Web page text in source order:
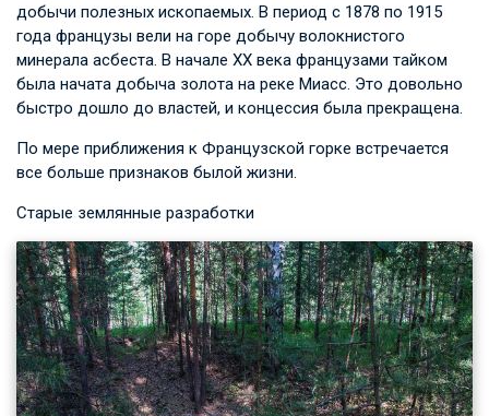
добычи полезных ископаемых. В период с 1878 по 1915
года французы вели на горе добычу волокнистого
минерала асбеста. В начале XX века французами тайком
была начата добыча золота на реке Миасс. Это довольно
быстро дошло до властей, и концессия была прекращена.
По мере приближения к Французской горке встречается
все больше признаков былой жизни.
Старые землянные разработки